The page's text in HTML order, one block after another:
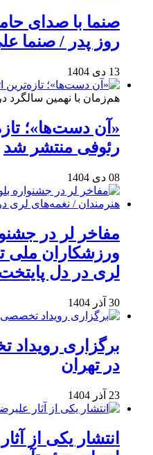
صنما با صدای
روز پدر / صنما
13 دی 1404
هم‌زمان با نهمین سالگرد
«آن دست‌ها»؛
رئوفی منتشر شد
08 دی 1404
مفاخر لر در
ورزشکاران ملی
لری در دل
30 آذر 1404
برگزاری رویداد
در تهران
23 آذر 1404
انتشار یکی از